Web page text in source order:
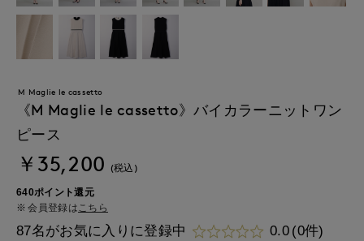
M Maglie le cassetto
《M Maglie le cassetto》バイカラーニットワン
ピース
￥35,200 (税込)
640ポイント還元
会員登録は こちら
87名がお気に入りに登録中 0.0 (0件)